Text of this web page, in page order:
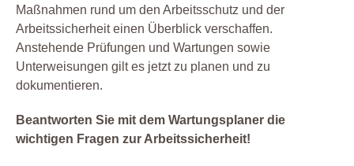
Maßnahmen rund um den Arbeitsschutz und der
Arbeitssicherheit einen Überblick verschaffen.
Anstehende Prüfungen und Wartungen sowie
Unterweisungen gilt es jetzt zu planen und zu
dokumentieren.
Beantworten Sie mit dem Wartungsplaner die
wichtigen Fragen zur Arbeitssicherheit!